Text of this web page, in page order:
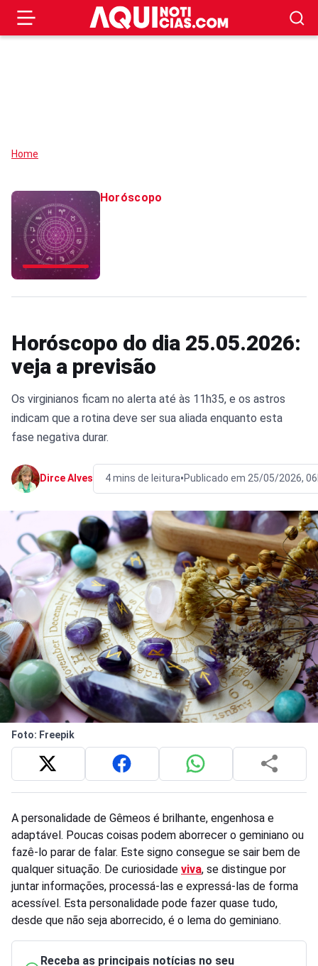
Home
Horóscopo
Horóscopo do dia 25.05.2026:
veja a previsão
Os virginianos ficam no alerta até às 11h35, e os astros
indicam que a rotina deve ser sua aliada enquanto esta
fase negativa durar.
Dirce Alves 4 mins de leitura•Publicado em 25/05/2026,
Foto: Freepik
A personalidade de Gêmeos é brilhante, engenhosa e
adaptável. Poucas coisas podem aborrecer o geminiano ou
fazê-lo parar de falar. Este signo consegue se sair bem de
qualquer situação. De curiosidade viva, se distingue por
juntar informações, processá-las e expressá-las de forma
acessível. Esta personalidade pode fazer quase tudo,
desde que não seja aborrecido, é o lema do geminiano.
Receba as principais notícias no seu